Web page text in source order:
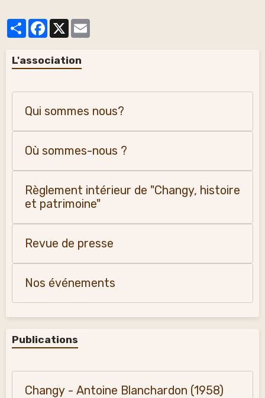
PartagerFacebook
X
L'association
Qui sommes nous?
Où sommes-nous ?
Règlement intérieur de "Changy, histoire
et patrimoine"
Revue de presse
Nos événements
Publications
Changy - Antoine Blanchardon (1958)